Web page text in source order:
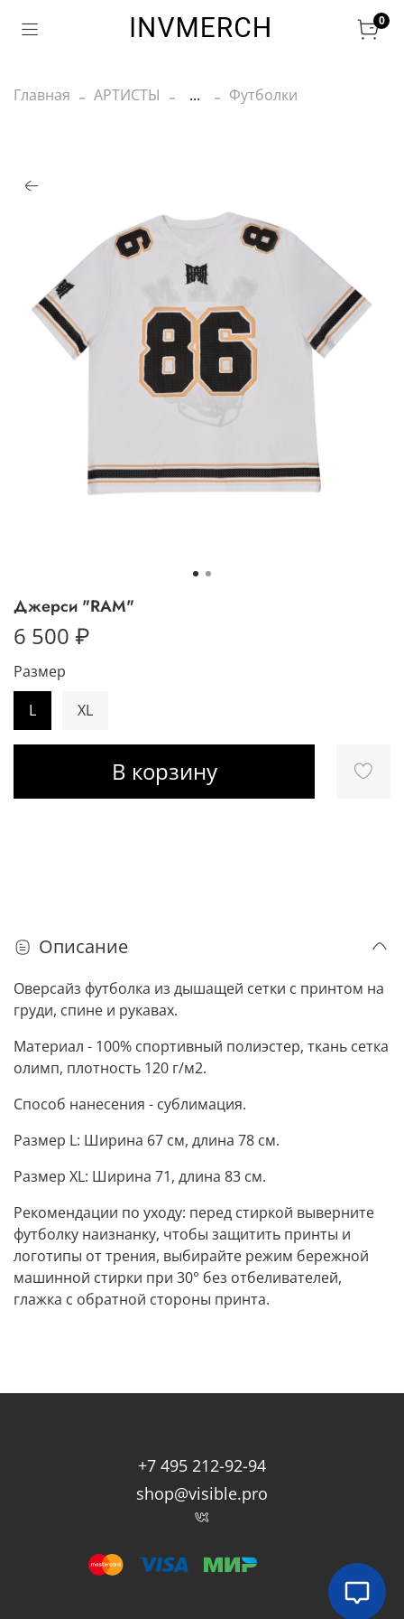
0
Главная АРТИСТЫ ... Футболки
Джерси "RAM"
6 500 ₽
В корзину
Размер
L
XL
Описание
Оверсайз футболка из дышащей сетки с принтом на
груди, спине и рукавах.
Материал - 100% спортивный полиэстер, ткань сетка
олимп, плотность 120 г/м2.
Способ нанесения - сублимация.
Размер L: Ширина 67 см, длина 78 см.
Размер XL: Ширина 71, длина 83 см.
Рекомендации по уходу: перед стиркой выверните
футболку наизнанку, чтобы защитить принты и
логотипы от трения, выбирайте режим бережной
машинной стирки при 30° без отбеливателей,
глажка с обратной стороны принта.
+7 495 212-92-94
shop@visible.pro